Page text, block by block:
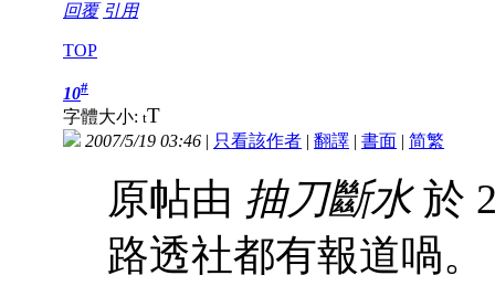
回覆 引用
TOP
10#
字體大小: tT
2007/5/19 03:46 | 只看該作者 | 翻譯 | 書面 | 简繁
原帖由 抽刀斷水於
路透社都有報道喎。